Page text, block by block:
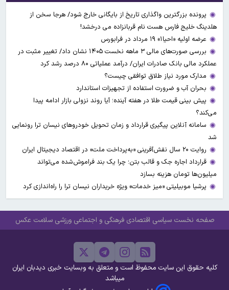
پرونده بزرگترین واگذاری تاریخ از بایگانی خارج شود/ هرجا سخن از
هلدینگ خلیج فارس هست نام قربانزاده می درخشد!
عرضه اولیه «احیا۱» ۱۹ مرداد در فرابورس
بررسی صورت‌های مالی ۳ ماهه نخست ۱۴۰۵ نشان داد/ تغییر مثبت در
عملکرد مالی بانک صادرات ایران/ درآمد عملیاتی ۸۰ درصد رشد کرد
مدارک مورد نیاز طلاق توافقی چیست؟
بحران آب و ضرورت استفاده از تجهیزات استاندارد
پیش بینی قیمت طلا در هفته آینده؛ آیا روند نزولی بازار ادامه پیدا
می‌کند؟
سامانه آنلاین پیگیری قرارداد‌ و زمان تحویل خودرو‌های نیسان ترا رونمایی
شد
روایت ۲۰ سال نقش‌آفرینی «به‌پرداخت ملت» در اقتصاد دیجیتال ایران
قرارداد اجاره جک و قالب بتن؛ چرا یک بند فراموش‌شده می‌تواند
میلیون‌ها تومان هزینه بسازد
پرشیا موبیلیتی «میز خدمات» ویژه خریداران نیسان ترا را راه‌اندازی کرد
صفحه نخست سیاسی اقتصادی فرهنگی و اجتماعی ورزشی سلامت عکس
کلیه حقوق این سایت محفوظ است و متعلق به وبسایت خبری دیدبان ایران
میباشد